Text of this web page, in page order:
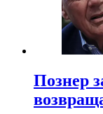
Познер